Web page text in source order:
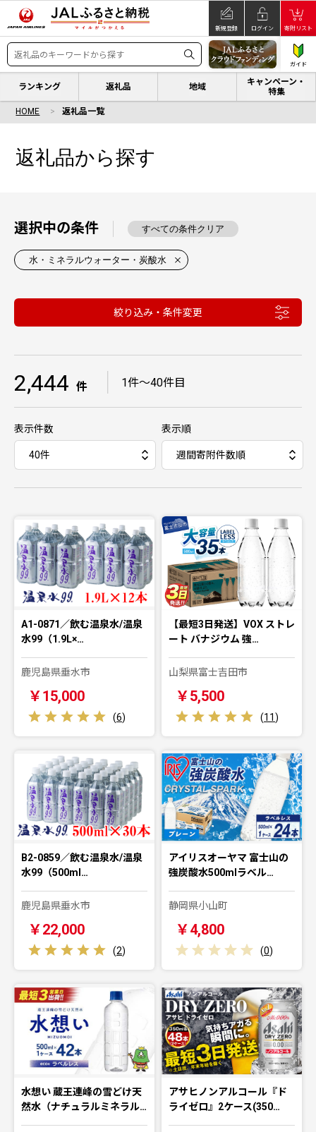
新規登録 ログイン 寄附リスト
ガイド
ランキング 返礼品 地域
キャンペーン・
特集
HOME 返礼品一覧
返礼品から探す
選択中の条件 すべての条件クリア
水・ミネラルウォーター・炭酸水
絞り込み・条件変更
2,444 件 1件〜40件目
表示件数 表示順
A1-0871／飲む温泉水/温泉
水99（1.9L×…
鹿児島県垂水市
￥15,000
(6)
【最短3日発送】VOX ストレ
ート バナジウム 強…
山梨県富士吉田市
￥5,500
(11)
B2-0859／飲む温泉水/温泉
水99（500ml…
鹿児島県垂水市
￥22,000
(2)
アイリスオーヤマ 富士山の
強炭酸水500mlラベル…
静岡県小山町
￥4,800
(0)
水想い 蔵王連峰の雪どけ天
然水（ナチュラルミネラル…
アサヒノンアルコール『ド
ライゼロ』2ケース(350…